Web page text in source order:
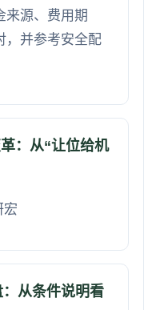
来源、费用期
，并参考安全配
：从“让位给机
宏
从条件说明看